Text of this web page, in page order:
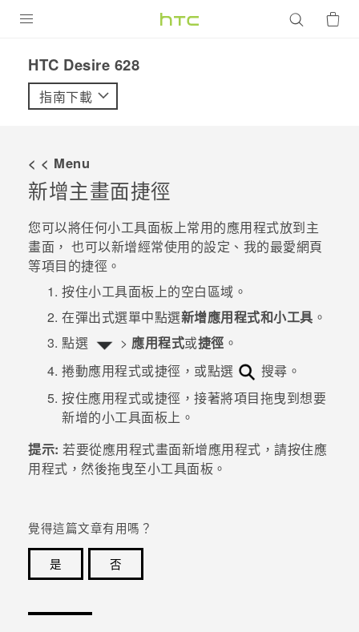
VIVE
配件
優惠專區
焦點訊息
校園專案
企業採購
銷售門市
銷售通路
支援服務
HTC Desire 628‎
指南下載
< < Menu
新增主畫面捷徑
您可以將任何小工具面板上常用的應用程式放到主
畫面， 也可以新增經常使用的設定、我的最愛網頁
等項目的捷徑。
按住小工具面板上的空白區域。
在彈出式選單中點選新增應用程式和小工具 。
點選
> 應用程式或捷徑 。
捲動應用程式或捷徑，或點選
搜尋。
按住應用程式或捷徑，接著將項目拖曳到想要
新增的小工具面板上。
提示: 若要從應用程式畫面新增應用程式，請按住應
用程式，然後拖曳至小工具面板。
覺得這篇文章有用嗎？
是
否